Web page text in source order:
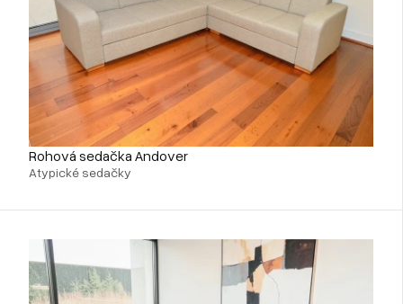
Rohová sedačka Andover
Atypické sedačky